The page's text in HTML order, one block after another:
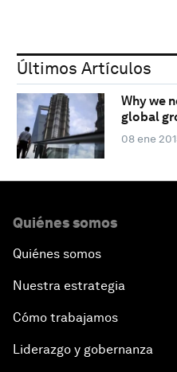
Últimos Artículos
Why we
global
08 ene
Quiénes somos
Quiénes somos
Nuestra estrategia
Cómo trabajamos
Liderazgo y gobernanza